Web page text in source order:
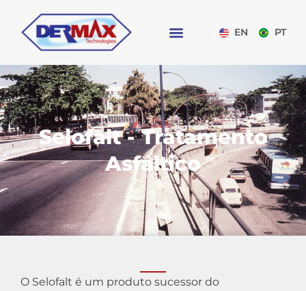
EN PT
Selofalt - Tratamento
Asfáltico
O Selofalt é um produto sucessor do